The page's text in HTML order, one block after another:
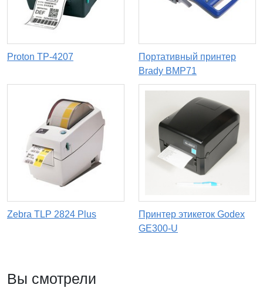
Proton TP-4207
Портативный принтер
Brady BMP71
Zebra TLP 2824 Plus
Принтер этикеток Godex
GE300-U
Вы смотрели